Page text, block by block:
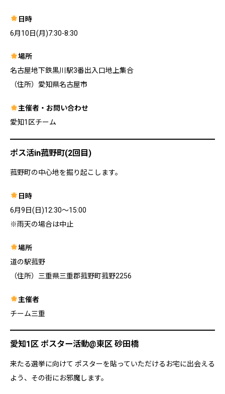
日時
6月10日(月)7:30-8:30
場所
名古屋地下鉄黒川駅3番出入口地上集合
（住所）愛知県名古屋市
主催者・お問い合わせ
愛知1区チーム
ポス活in菰野町(2回目)
菰野町の中心地を掘り起こします。
日時
6月9日(日)12:30〜15:00
※雨天の場合は中止
場所
道の駅菰野
（住所）三重県三重郡菰野町菰野2256
主催者
チーム三重
愛知1区 ポスター活動@東区 砂田橋
来たる選挙に向けて ポスターを貼っていただけるお宅に出会える
よう、その街にお邪魔します。